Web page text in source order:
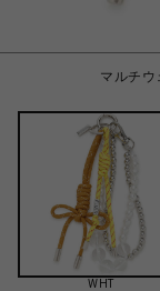
マルチウ
WHT